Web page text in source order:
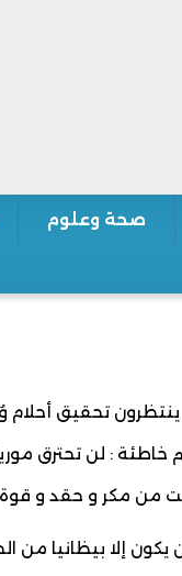
صحة وعلوم
تحقيق
: لن تحترق
من مكر و حقد و
يكون إلا بيظانيا من